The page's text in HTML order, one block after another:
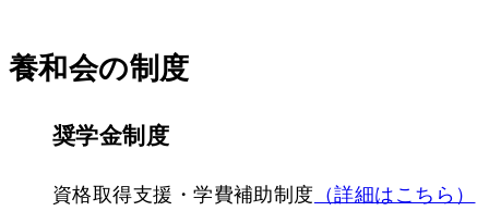
養和会の制度
奨学金制度
資格取得支援・学費補助制度 （詳細はこちら）